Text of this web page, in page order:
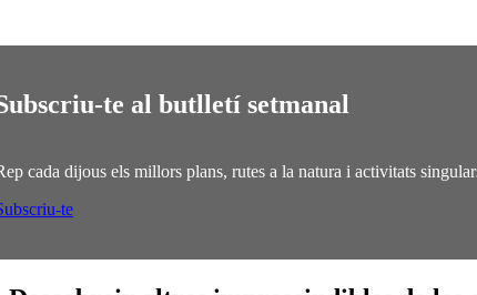
te al butlletí setmanal
cada dijous els millors plans, rutes a la natura i activitats
te